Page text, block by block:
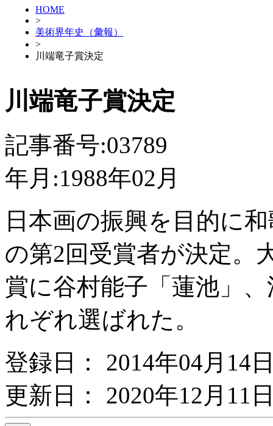
HOME
>
美術界年史（彙報）
>
川端竜子賞決定
川端竜子賞決定
記事番号:03789
年月:1988年02月
日本画の振興を目的に
の第2回受賞者が決定。
賞に谷村能子「蓮池」
れぞれ選ばれた。
登録日： 2014年04月14
更新日： 2020年12月11